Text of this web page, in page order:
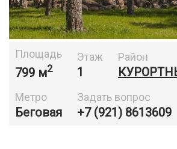
Площадь
799 м2
Этаж
1
Район
Метро
Беговая
Задать вопрос
+7 (921) 8613609